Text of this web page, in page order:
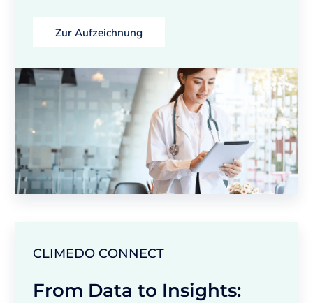
Zur Aufzeichnung
CLIMEDO CONNECT
From Data to Insights: